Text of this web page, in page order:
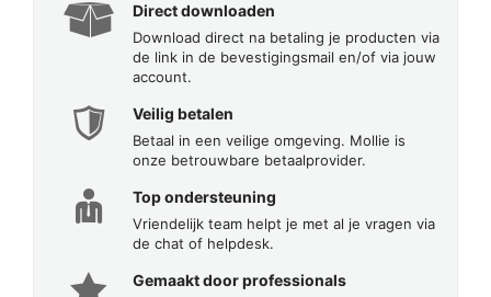
Direct downloaden
Download direct na betaling je producten via
de link in de bevestigingsmail en/of via jouw
account.
Veilig betalen
Betaal in een veilige omgeving. Mollie is
onze betrouwbare betaalprovider.
Top ondersteuning
Vriendelijk team helpt je met al je vragen via
de chat of helpdesk.
Gemaakt door professionals